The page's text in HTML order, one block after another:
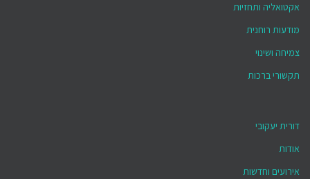
אקטואליה ותחזיות
מודעות רוחנית
צמיחה ושינוי
תקשורי ברכות
דורית יעקובי
אודות
אירועים וחדשות